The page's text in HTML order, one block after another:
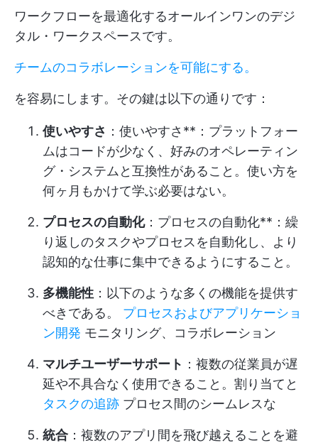
ワークフローを最適化するオールインワンのデジ
タル・ワークスペースです。
チームのコラボレーションを可能にする。
を容易にします。その鍵は以下の通りです：
使いやすさ ：使いやすさ**：プラットフォー
ムはコードが少なく、好みのオペレーティン
グ・システムと互換性があること。使い方を
何ヶ月もかけて学ぶ必要はない。
プロセスの自動化：プロセスの自動化**：繰
り返しのタスクやプロセスを自動化し、より
認知的な仕事に集中できるようにすること。
多機能性 ：以下のような多くの機能を提供す
べきである。 プロセスおよびアプリケーショ
ン開発 モニタリング、コラボレーション
マルチユーザーサポート ：複数の従業員が遅
延や不具合なく使用できること。割り当てと
タスクの追跡 プロセス間のシームレスな
統合 ：複数のアプリ間を飛び越えることを避